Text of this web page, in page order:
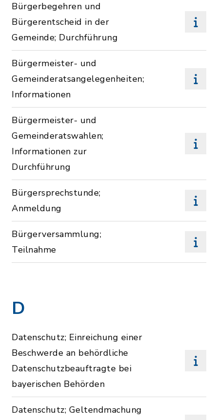
Bürgerbegehren und
Bürgerentscheid in der
Gemeinde; Durchführung
Bürgermeister- und
Gemeinderatsangelegenheiten;
Informationen
Bürgermeister- und
Gemeinderatswahlen;
Informationen zur
Durchführung
Bürgersprechstunde;
Anmeldung
Bürgerversammlung;
Teilnahme
D
Datenschutz; Einreichung einer
Beschwerde an behördliche
Datenschutzbeauftragte bei
bayerischen Behörden
Datenschutz; Geltendmachung